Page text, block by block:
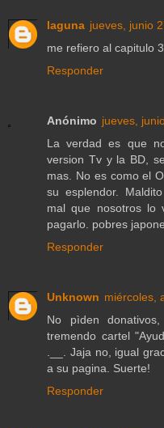
laguna jueves, junio
me refiero al capitulo
Responder
Anónimo jueves,
La verdad es que
version Tv y la BD,
mas. No es como el
su esplendor.
mal que nosotros lo
pagarlo. pobres
Responder
Unknown miércoles,
No pìden
tremendo cartel
.__. Jaja no, igual
a su pagina. Suerte!
Responder